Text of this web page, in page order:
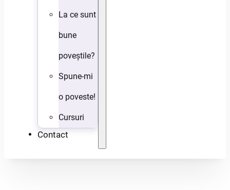
La ce sunt
bune
poveștile?
Spune-mi
o poveste!
Cursuri
Contact